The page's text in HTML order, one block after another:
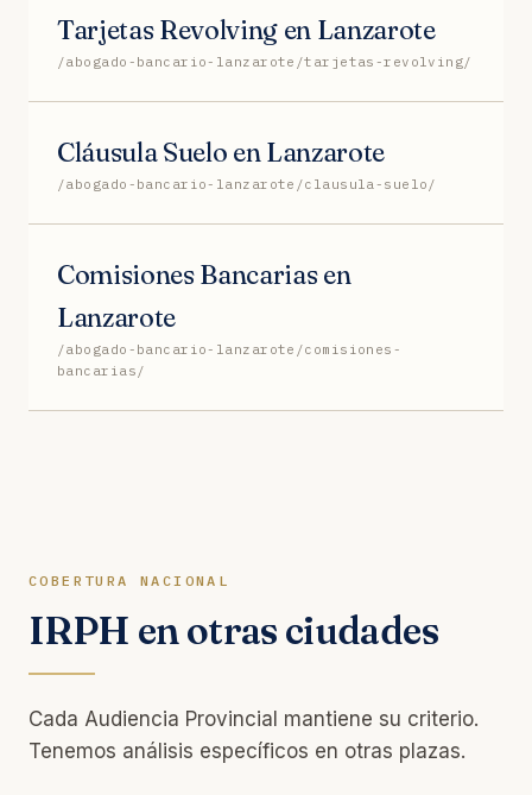
Tarjetas Revolving en Lanzarote
/abogado-bancario-lanzarote/tarjetas-revolving/
Cláusula Suelo en Lanzarote
/abogado-bancario-lanzarote/clausula-suelo/
Comisiones Bancarias en
Lanzarote
/abogado-bancario-lanzarote/comisiones-
bancarias/
COBERTURA NACIONAL
IRPH en otras ciudades
Cada Audiencia Provincial mantiene su criterio.
Tenemos análisis específicos en otras plazas.